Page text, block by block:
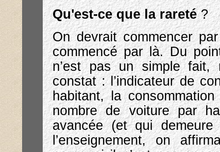
Qu'est-ce que la rareté?
On devrait commencer
commencé par là. Du
n’est pas un simple fait,
constat : l’indicateur de
habitant, la
nombre de voiture par
avancée (et qui demeure
l’enseignement, on